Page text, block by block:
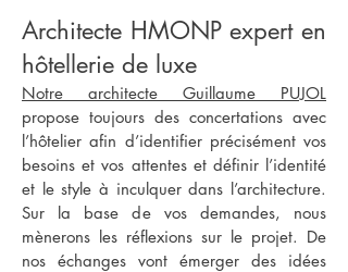
Architecte HMONP expert en
hôtellerie de luxe
Notre architecte Guillaume PUJOL
propose toujours des concertations avec
l’hôtelier afin d’identifier précisément vos
besoins et vos attentes et définir l’identité
et le style à inculquer dans l’architecture.
Sur la base de vos demandes, nous
mènerons les réflexions sur le projet. De
nos échanges vont émerger des idées